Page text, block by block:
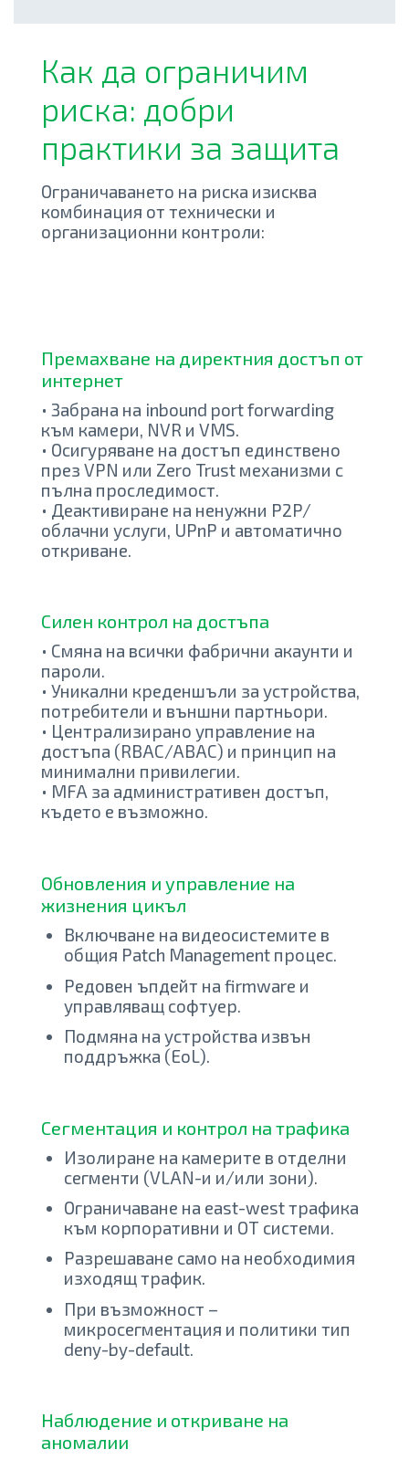
Как да ограничим
риска: добри
практики за защита
Ограничаването на риска изисква
комбинация от технически и
организационни контроли:
Премахване на директния достъп от
интернет
• Забрана на inbound port forwarding
към камери, NVR и VMS.
• Осигуряване на достъп единствено
през VPN или Zero Trust механизми с
пълна проследимост.
• Деактивиране на ненужни P2P/
облачни услуги, UPnP и автоматично
откриване.
Силен контрол на достъпа
• Смяна на всички фабрични акаунти и
пароли.
• Уникални креденшъли за устройства,
потребители и външни партньори.
• Централизирано управление на
достъпа (RBAC/ABAC) и принцип на
минимални привилегии.
• MFA за административен достъп,
където е възможно.
Обновления и управление на
жизнения цикъл
Включване на видеосистемите в
общия Patch Management процес.
Редовен ъпдейт на firmware и
управляващ софтуер.
Подмяна на устройства извън
поддръжка (EoL).
Сегментация и контрол на трафика
Изолиране на камерите в отделни
сегменти (VLAN-и и/или зони).
Ограничаване на east-west трафика
към корпоративни и OT системи.
Разрешаване само на необходимия
изходящ трафик.
При възможност –
микросегментация и политики тип
deny-by-default.
Наблюдение и откриване на
аномалии